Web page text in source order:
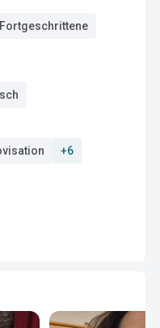
Fortgeschrittene
+6